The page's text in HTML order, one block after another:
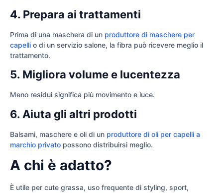
4. Prepara ai trattamenti
Prima di una maschera di un produttore di maschere per
capelli o di un servizio salone, la fibra può ricevere meglio il
trattamento.
5. Migliora volume e lucentezza
Meno residui significa più movimento e luce.
6. Aiuta gli altri prodotti
Balsami, maschere e oli di un produttore di oli per capelli a
marchio privato possono distribuirsi meglio.
A chi è adatto?
È utile per cute grassa, uso frequente di styling, sport,